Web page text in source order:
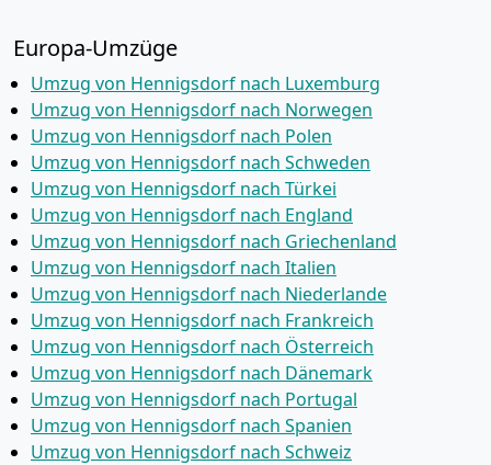
Europa-Umzüge
Umzug von Hennigsdorf nach Luxemburg
Umzug von Hennigsdorf nach Norwegen
Umzug von Hennigsdorf nach Polen
Umzug von Hennigsdorf nach Schweden
Umzug von Hennigsdorf nach Türkei
Umzug von Hennigsdorf nach England
Umzug von Hennigsdorf nach Griechenland
Umzug von Hennigsdorf nach Italien
Umzug von Hennigsdorf nach Niederlande
Umzug von Hennigsdorf nach Frankreich
Umzug von Hennigsdorf nach Österreich
Umzug von Hennigsdorf nach Dänemark
Umzug von Hennigsdorf nach Portugal
Umzug von Hennigsdorf nach Spanien
Umzug von Hennigsdorf nach Schweiz